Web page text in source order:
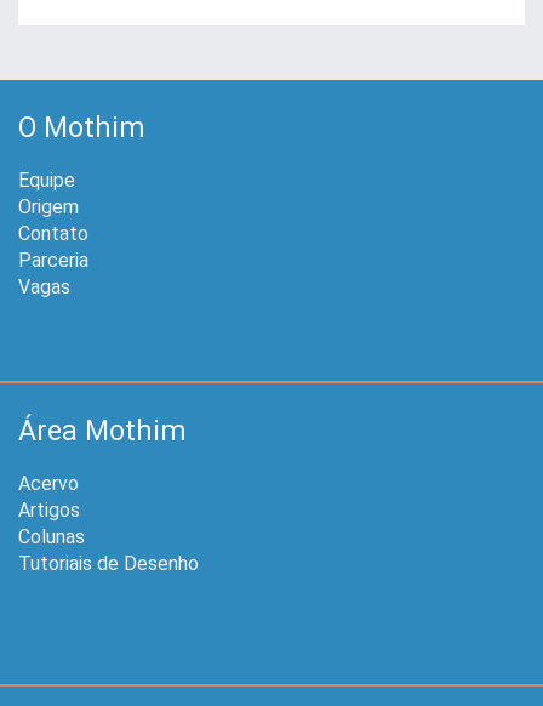
O Mothim
Equipe
Origem
Contato
Parceria
Vagas
Área Mothim
Acervo
Artigos
Colunas
Tutoriais de Desenho